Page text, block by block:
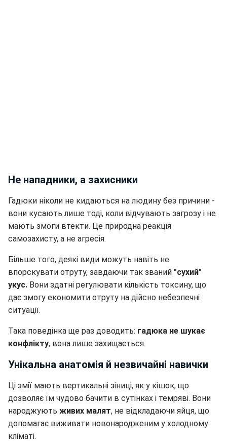
Не нападники, а захисники
Гадюки ніколи не кидаються на людину без причини -
вони кусають лише тоді, коли відчувають загрозу і не
мають змоги втекти. Це природна реакція
самозахисту, а не агресія.
Більше того, деякі види можуть навіть не
впорскувати отруту, завдаючи так званий "сухий"
укус. Вони здатні регулювати кількість токсину, що
дає змогу економити отруту на дійсно небезпечні
ситуації.
Така поведінка ще раз доводить: гадюка не шукає
конфлікту, вона лише захищається.
Унікальна анатомія й незвичайні навички
Ці змії мають вертикальні зіниці, як у кішок, що
дозволяє їм чудово бачити в сутінках і темряві. Вони
народжують живих малят, не відкладаючи яйця, що
допомагає виживати новонародженим у холодному
кліматі.